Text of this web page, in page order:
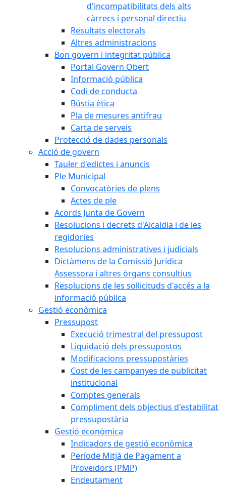
d'incompatibilitats dels alts
càrrecs i personal directiu
Resultats electorals
Altres administracions
Bon govern i integritat pública
Portal Govern Obert
Informació pública
Codi de conducta
Bústia ètica
Pla de mesures antifrau
Carta de serveis
Protecció de dades personals
Acció de govern
Tauler d'edictes i anuncis
Ple Municipal
Convocatòries de plens
Actes de ple
Acords Junta de Govern
Resolucions i decrets d'Alcaldia i de les
regidories
Resolucions administratives i judicials
Dictàmens de la Comissió Jurídica
Assessora i altres òrgans consultius
Resolucions de les sol·licituds d'accés a la
informació pública
Gestió econòmica
Pressupost
Execució trimestral del pressupost
Liquidació dels pressupostos
Modificacions pressupostàries
Cost de les campanyes de publicitat
institucional
Comptes generals
Compliment dels objectius d'estabilitat
pressupostària
Gestió econòmica
Indicadors de gestió econòmica
Període Mitjà de Pagament a
Proveïdors (PMP)
Endeutament